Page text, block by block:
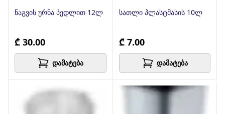
ნაგვის ურნა პედლით 12ლ
₾ 30.00
დამატება
სათლი პლასტმასის 10ლ
₾ 7.00
დამატება